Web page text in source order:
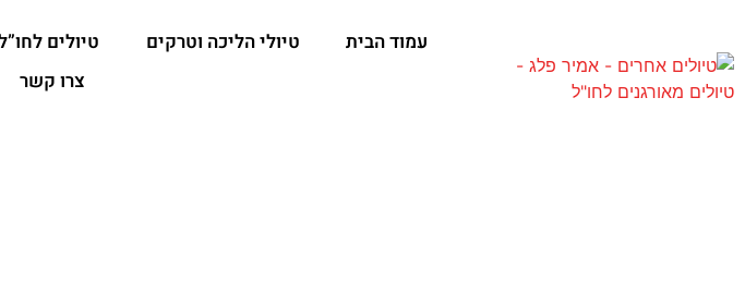
עמוד הבית טיולי הליכה וטרקים טיולים
צרו קשר